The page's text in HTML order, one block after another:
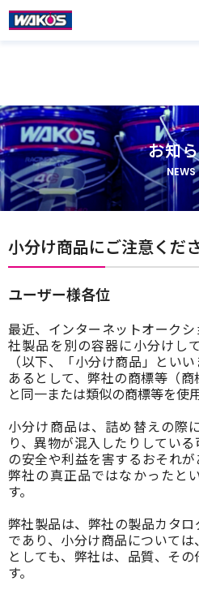
お知
NEWS
小分け商品にご注意くだ
ユーザー様各位
最近、インターネットオーク
社製品を別の容器に小分けし
（以下、「小分け商品」とい
あるとして、弊社の商標等（商
と同一または類似の商標等を使
小分け商品は、詰め替えの際
り、異物が混入したりしてい
の安全や利益を害するおそれ
弊社の真正品ではなかったと
す。
弊社製品は、弊社の製品カタ
であり、小分け商品について
としても、弊社は、品質、そ
す。